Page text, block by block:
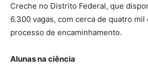
Creche no Distrito Federal, que
6.300 vagas, com cerca de quatro mil
processo de encaminhamento.
Alunas na ciência